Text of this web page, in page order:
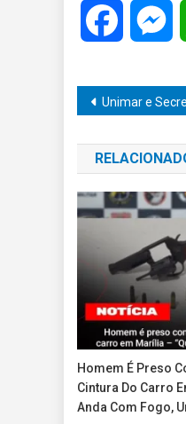
Facebook
de
Post
Unimar e Secretaria Municipal de Educação
Homem É Preso
Cintura Do Carro
Anda Com Fogo,